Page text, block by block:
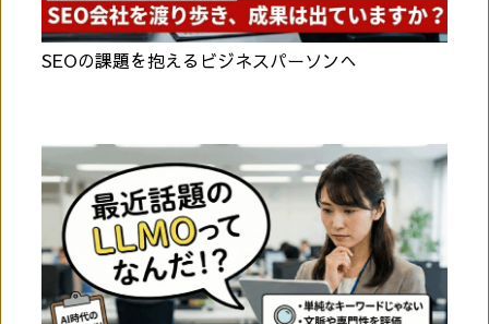
SEOの課題を抱えるビジネスパーソンへ